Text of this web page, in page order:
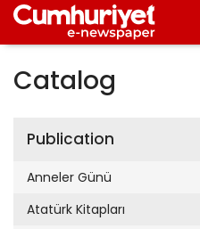
Catalog
Publication
Anneler Günü
Atatürk Kitapları